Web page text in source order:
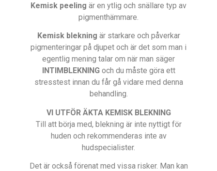
Kemisk peeling är en ytlig och snällare typ av
pigmenthämmare.
Kemisk blekning är starkare och påverkar
pigmenteringar på djupet och är det som man i
egentlig mening talar om när man säger
INTIMBLEKNINGoch du måste göra ett
stresstest innan du får gå vidare med denna
behandling.
VI UTFÖR ÄKTA KEMISK BLEKNING
Till att börja med, blekning är inte nyttigt för
huden och rekommenderas inte av
hudspecialister.
Det är också förenat med vissa risker. Man kan